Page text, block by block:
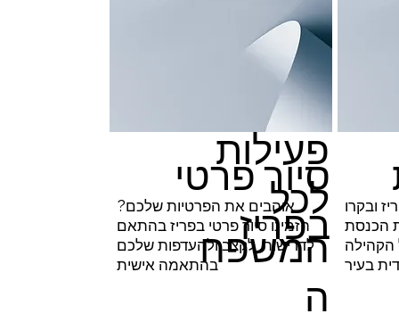
פעילות
לכל
המשפח
ה
סיור פרטי
בפריז
אוהבים את הפרטיות שלכם?
הזמינו סיור פרטי בפריז בהתאם
לדרישות, לקצב ולהעדפות שלכם
בהתאמה אישית
ובקרו
הכנסת
הקהילה
בעיר